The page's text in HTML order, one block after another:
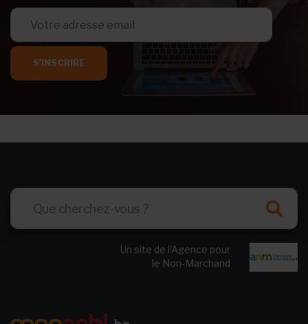
S'INSCRIRE
Un site de l’Agence pour
le Non-Marchand